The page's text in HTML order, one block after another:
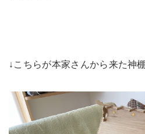
↓こちらが本家さんから来た神棚